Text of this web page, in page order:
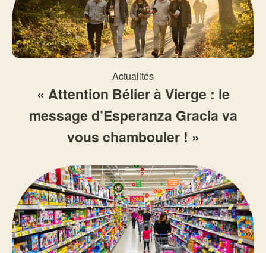
Actualités
« Attention Bélier à Vierge : le
message d’Esperanza Gracia va
vous chambouler ! »